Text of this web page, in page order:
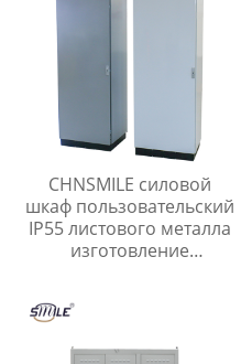
CHNSMILE силовой
шкаф пользовательский
IP55 листового металла
изготовление
шкаф распределения